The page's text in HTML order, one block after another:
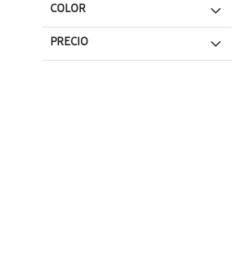
COLOR
PRECIO